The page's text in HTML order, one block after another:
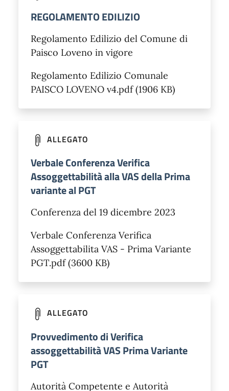
REGOLAMENTO EDILIZIO
Regolamento Edilizio del Comune di
Paisco Loveno in vigore
Regolamento Edilizio Comunale
PAISCO LOVENO v4.pdf (1906 KB)
ALLEGATO
Verbale Conferenza Verifica
Assoggettabilità alla VAS della Prima
variante al PGT
Conferenza del 19 dicembre 2023
Verbale Conferenza Verifica
Assoggettabilita VAS - Prima Variante
PGT.pdf (3600 KB)
ALLEGATO
Provvedimento di Verifica
assoggettabilità VAS Prima Variante
PGT
Autorità Competente e Autorità